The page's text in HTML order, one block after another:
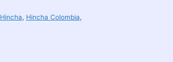
Hincha, Hincha Colombia,